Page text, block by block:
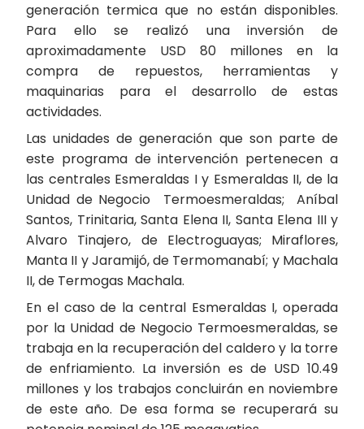
generación termica que no están disponibles.
Para ello se realizó una inversión de
aproximadamente USD 80 millones en la
compra de repuestos, herramientas y
maquinarias para el desarrollo de estas
actividades.
Las unidades de generación que son parte de
este programa de intervención pertenecen a
las centrales Esmeraldas I y Esmeraldas II, de la
Unidad de Negocio Termoesmeraldas; Aníbal
Santos, Trinitaria, Santa Elena II, Santa Elena III y
Alvaro Tinajero, de Electroguayas; Miraflores,
Manta II y Jaramijó, de Termomanabí; y Machala
II, de Termogas Machala.
En el caso de la central Esmeraldas I, operada
por la Unidad de Negocio Termoesmeraldas, se
trabaja en la recuperación del caldero y la torre
de enfriamiento. La inversión es de USD 10.49
millones y los trabajos concluirán en noviembre
de este año. De esa forma se recuperará su